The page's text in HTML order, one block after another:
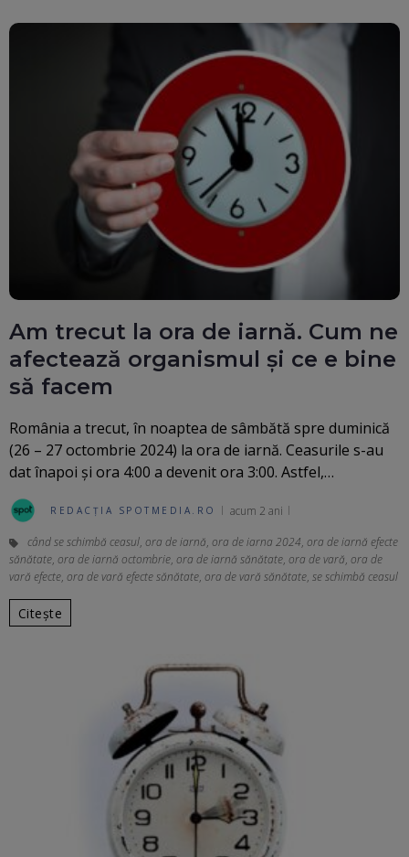
Am trecut la ora de iarnă. Cum ne
afectează organismul și ce e bine
să facem
România a trecut, în noaptea de sâmbătă spre duminică
(26 – 27 octombrie 2024) la ora de iarnă. Ceasurile s-au
dat înapoi și ora 4:00 a devenit ora 3:00. Astfel,…
REDACȚIA SPOTMEDIA.RO acum 2 ani
când se schimbă ceasul, ora de iarnă, ora de iarna 2024, ora de iarnă efecte
sănătate, ora de iarnă octombrie, ora de iarnă sănătate, ora de vară, ora de
vară efecte, ora de vară efecte sănătate, ora de vară sănătate, se schimbă ceasul
Citește